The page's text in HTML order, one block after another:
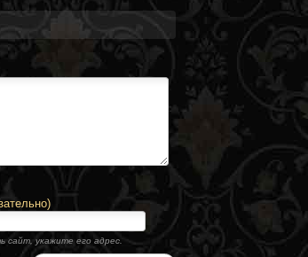
сайт, укажите его адрес.